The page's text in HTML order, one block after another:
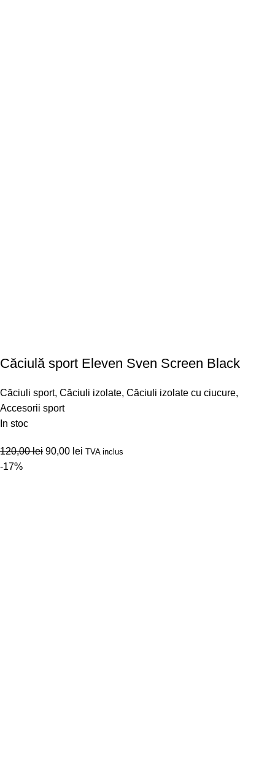
Căciulă sport Eleven Sven Screen Black
Căciuli sport, Căciuli izolate, Căciuli izolate cu ciucure,
Accesorii sport
In stoc
120,00lei 90,00 lei TVA inclus
-17%